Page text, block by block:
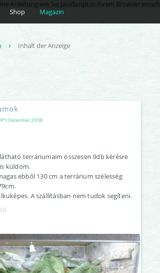
Anleitung wie Sie JavaScript in Ihrem Browser
Shop Magazin
Inhalt der Anzeige
December 2018)
terráriumaim összesen 9db kérésre
küldöm.
ebből 130 cm a terrárium szélesség
A szállításban nem tudok segíteni.